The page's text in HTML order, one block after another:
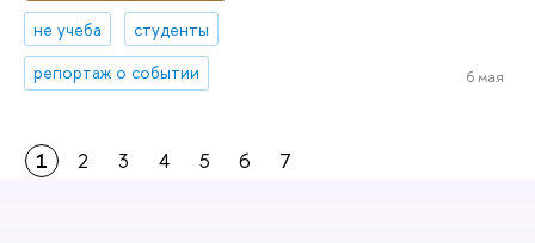
не учеба
студенты
репортаж о событии
6 мая
1 2 3 4 5 6 7